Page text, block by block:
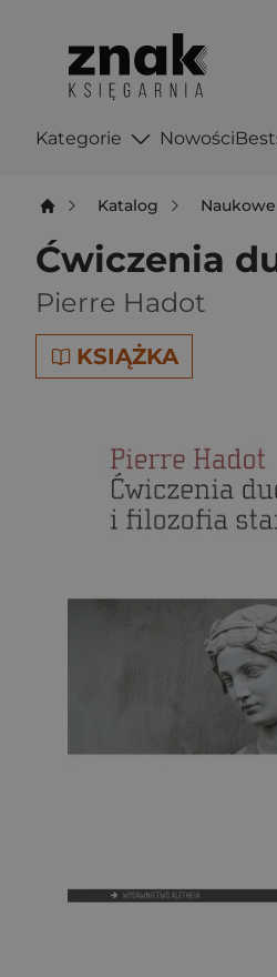
Kategorie Nowości
Katalog Naukowe
Ćwiczenia
Pierre Hadot
KSIĄŻKA